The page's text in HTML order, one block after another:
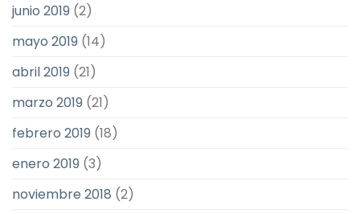
junio 2019 (2)
mayo 2019 (14)
abril 2019 (21)
marzo 2019 (21)
febrero 2019 (18)
enero 2019 (3)
noviembre 2018 (2)